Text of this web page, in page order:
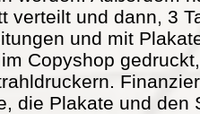
verteilt und dann, 3
und mit
Copyshop
die Plakate und den